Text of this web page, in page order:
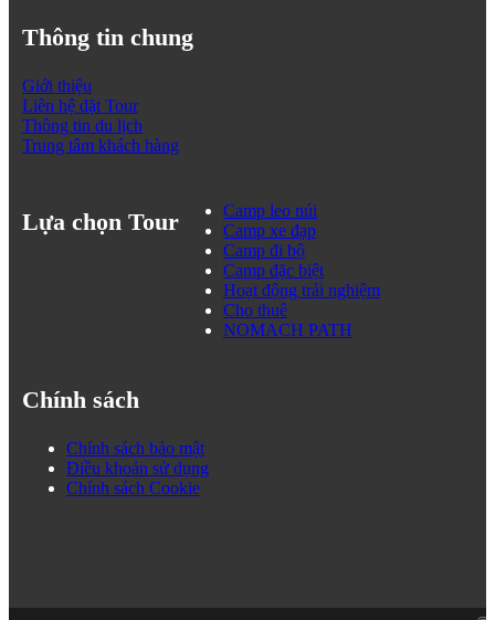
Thông tin chung
Giới thiệu
Liên hệ đặt Tour
Thông tin du lịch
Trung tâm khách hàng
Lựa chọn Tour
Camp leo núi
Camp xe đạp
Camp đi bộ
Camp đặc biệt
Hoạt động trải nghiệm
Cho thuê
NOMACH PATH
Chính sách
Chính sách bảo mật
Điều khoản sử dụng
Chính sách Cookie